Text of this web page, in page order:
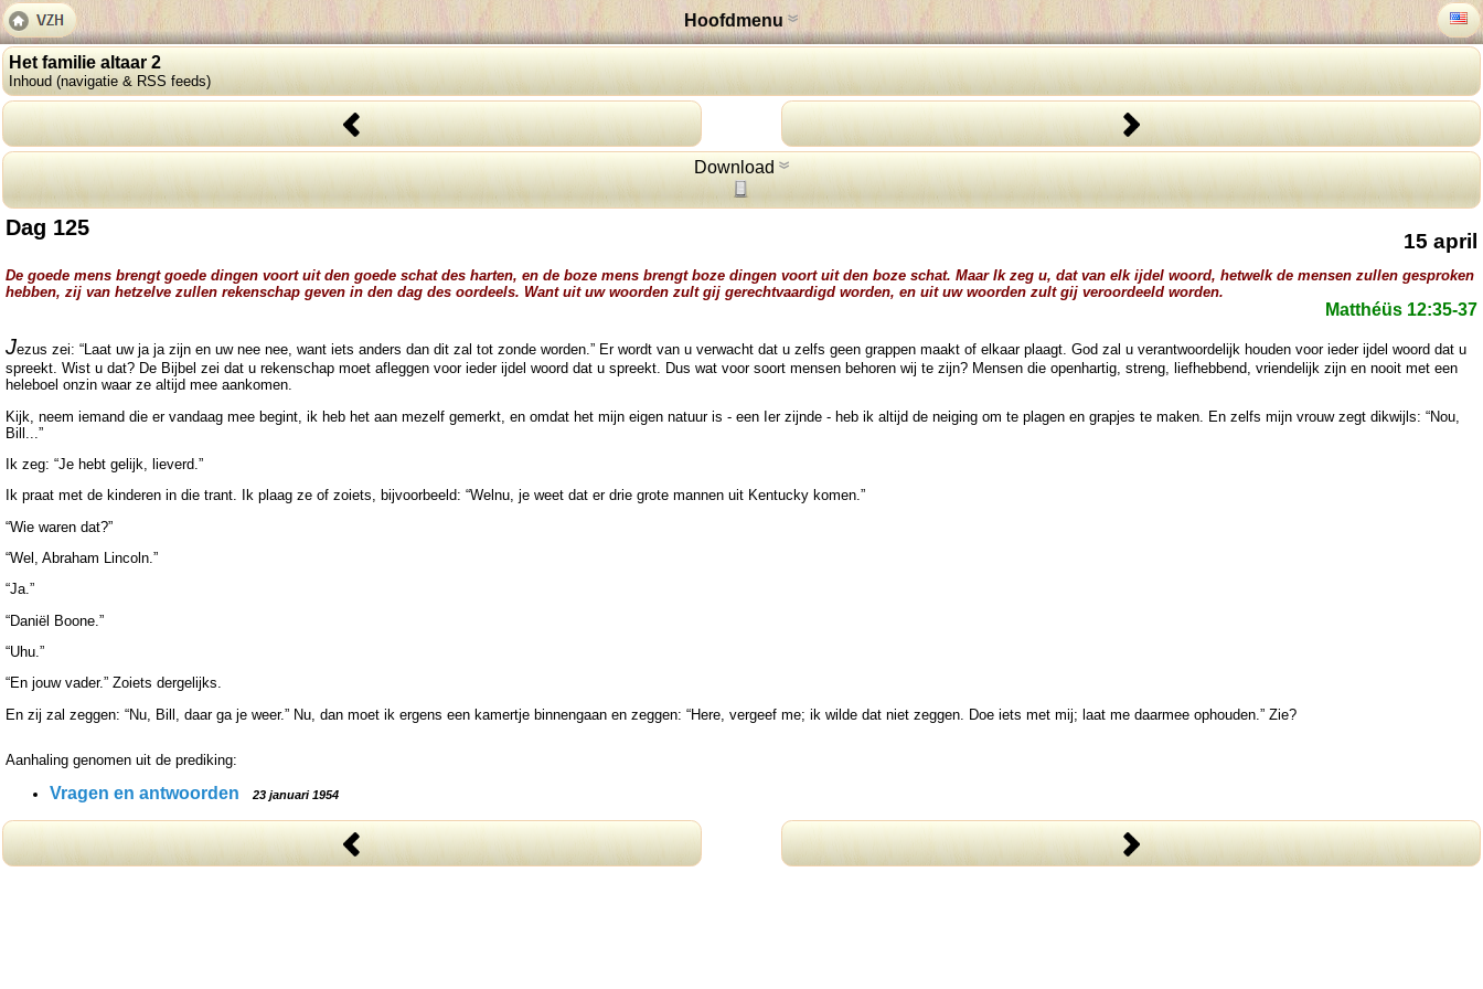
Hoofdmenu
Het familie altaar 2
Inhoud (navigatie & RSS feeds)
Download
15 april
Dag 125
De goede mens brengt goede dingen voort uit den goede schat des harten, en de boze mens brengt boze dingen voort uit den boze schat. Maar Ik zeg u, dat van elk ijdel woord, hetwelk de mensen zullen gesproken
hebben, zij van hetzelve zullen rekenschap geven in den dag des oordeels. Want uit uw woorden zult gij gerechtvaardigd worden, en uit uw woorden zult gij veroordeeld worden.
Matthéüs 12:35-37
Jezus zei: “Laat uw ja ja zijn en uw nee nee, want iets anders dan dit zal tot zonde worden.” Er wordt van u verwacht dat u zelfs geen grappen maakt of elkaar plaagt. God zal u verantwoordelijk houden voor ieder ijdel woord dat u
spreekt. Wist u dat? De Bijbel zei dat u rekenschap moet afleggen voor ieder ijdel woord dat u spreekt. Dus wat voor soort mensen behoren wij te zijn? Mensen die openhartig, streng, liefhebbend, vriendelijk zijn en nooit met een
heleboel onzin waar ze altijd mee aankomen.
Kijk, neem iemand die er vandaag mee begint, ik heb het aan mezelf gemerkt, en omdat het mijn eigen natuur is - een Ier zijnde - heb ik altijd de neiging om te plagen en grapjes te maken. En zelfs mijn vrouw zegt dikwijls: “Nou,
Bill...”
Ik zeg: “Je hebt gelijk, lieverd.”
Ik praat met de kinderen in die trant. Ik plaag ze of zoiets, bijvoorbeeld: “Welnu, je weet dat er drie grote mannen uit Kentucky komen.”
“Wie waren dat?”
“Wel, Abraham Lincoln.”
“Ja.”
“Daniël Boone.”
“Uhu.”
“En jouw vader.” Zoiets dergelijks.
En zij zal zeggen: “Nu, Bill, daar ga je weer.” Nu, dan moet ik ergens een kamertje binnengaan en zeggen: “Here, vergeef me; ik wilde dat niet zeggen. Doe iets met mij; laat me daarmee ophouden.” Zie?
Aanhaling genomen uit de prediking:
Vragen en antwoorden 23 januari 1954